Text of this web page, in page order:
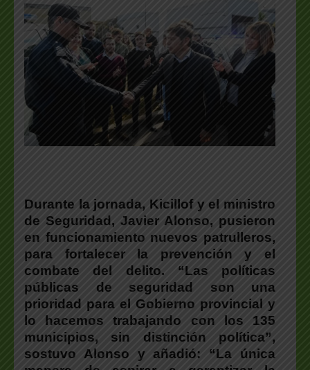
Durante la jornada, Kicillof y el ministro
de Seguridad, Javier Alonso, pusieron
en funcionamiento nuevos patrulleros,
para fortalecer la prevención y el
combate del delito. “Las políticas
públicas de seguridad son una
prioridad para el Gobierno provincial y
lo hacemos trabajando con los 135
municipios, sin distinción política”,
sostuvo Alonso y añadió: “La única